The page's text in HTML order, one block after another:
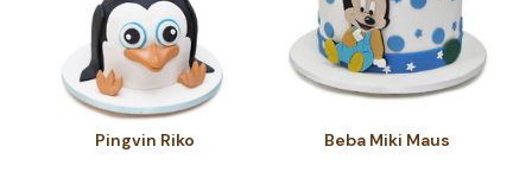
Pingvin Riko Beba Miki Maus